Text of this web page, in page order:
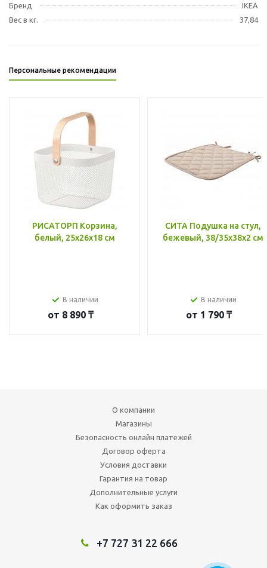
Бренд
IKEA
Вес в кг.
37,84
Персональные рекомендации
РИСАТОРП Корзина,
белый, 25x26x18 см
В наличии
от 8 890 ₸
СИТА Подушка на стул,
бежевый, 38/35x38x2 см
В наличии
от 1 790 ₸
О компании
Магазины
Безопасность онлайн платежей
Договор оферта
Условия доставки
Гарантия на товар
Дополнительные услуги
Как оформить заказ
+7 727 31 22 666